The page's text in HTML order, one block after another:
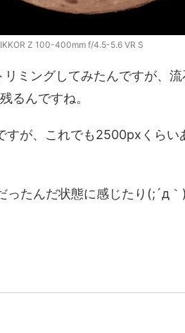
Z 100-400mm f/4.5-5.6 VR S
ミングしてみたんですが、
るんですね。
が、これでも2500pxくらい
たんだ状態に感じたり(;´д｀)